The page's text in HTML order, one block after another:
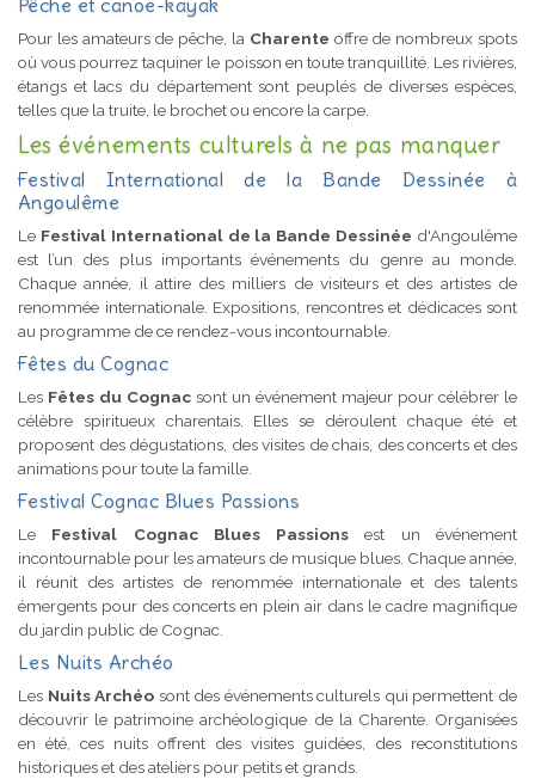
Pêche et canoë-kayak
Pour les amateurs de pêche, la Charente offre de nombreux spots
où vous pourrez taquiner le poisson en toute tranquillité. Les rivières,
étangs et lacs du département sont peuplés de diverses espèces,
telles que la truite, le brochet ou encore la carpe.
Les événements culturels à ne pas manquer
Festival International de la Bande Dessinée à
Angoulême
Le Festival International de la Bande Dessinée d'Angoulême
est l’un des plus importants événements du genre au monde.
Chaque année, il attire des milliers de visiteurs et des artistes de
renommée internationale. Expositions, rencontres et dédicaces sont
au programme de ce rendez-vous incontournable.
Fêtes du Cognac
Les Fêtes du Cognac sont un événement majeur pour célébrer le
célèbre spiritueux charentais. Elles se déroulent chaque été et
proposent des dégustations, des visites de chais, des concerts et des
animations pour toute la famille.
Festival Cognac Blues Passions
Le Festival Cognac Blues Passions est un événement
incontournable pour les amateurs de musique blues. Chaque année,
il réunit des artistes de renommée internationale et des talents
émergents pour des concerts en plein air dans le cadre magnifique
du jardin public de Cognac.
Les Nuits Archéo
Les Nuits Archéo sont des événements culturels qui permettent de
découvrir le patrimoine archéologique de la Charente. Organisées
en été, ces nuits offrent des visites guidées, des reconstitutions
historiques et des ateliers pour petits et grands.